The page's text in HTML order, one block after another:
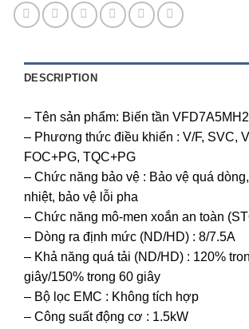
DESCRIPTION
– Tên sản phẩm: Biến tần
– Phương thức điều khiển : V/F, SVC,
FOC+PG, TQC+PG
– Chức năng bảo vệ : Bảo vệ quá
nhiệt, bảo vệ lỗi pha
– Chức năng mô-men xoắn an toàn
– Dòng ra định mức (ND/HD) : 8/7.5A
– Khả năng quá tải (ND/HD) : 120%
giây/150% trong 60 giây
– Bộ lọc EMC : Không tích hợp
– Công suất động cơ : 1.5kW